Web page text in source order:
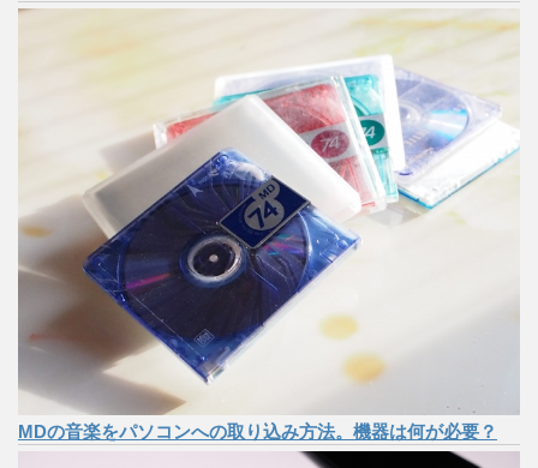
MDの音楽をパソコンへの取り込み方法。機器は何が必要？